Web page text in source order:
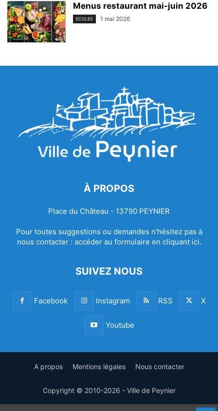
Menus restaurant mai-juin 2026
ECOLES 1 mai 2026
À PROPOS
Place du Château - 13790 PEYNIER
Pour toutes suggestions ou demandes n’hésitez pas à
nous contacter : accéder au formulaire en cliquant ici.
SUIVEZ NOUS
Facebook Instagram RSS X
Youtube
A propos Mentions légales Nous contacter
Copyright © 2010-2026 - Ville de Peynier